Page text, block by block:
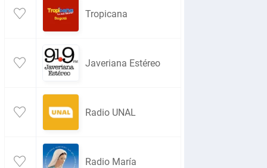
Tropicana
Javeriana Estéreo
Radio UNAL
Radio María